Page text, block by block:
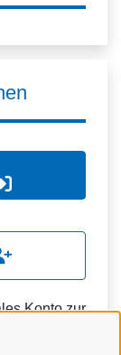
Konto zur